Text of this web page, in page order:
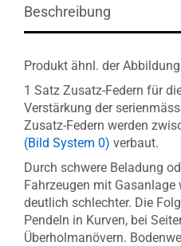
Beschreibung
Produkt ähnl. der Abbildung
1 Satz Zusatz-Federn für
Verstärkung der
Zusatz-Federn werden
(Bild System 0) verbaut.
Durch schwere Beladung
Fahrzeugen mit
deutlich schlechter. Die
Pendeln in Kurven, bei
Überholmanövern.